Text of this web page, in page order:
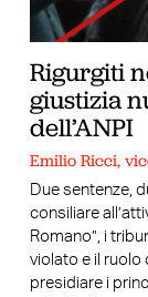
Rigurgiti
giustizia
dell’ANPI
Emilio Ricci,
Due sentenze,
consiliare
Romano”, i
violato e il ruolo
presidiare i